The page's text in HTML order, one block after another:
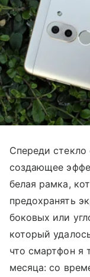
Спереди стекло
создающее
белая рамка,
предохранять
боковых или
который
что смартфон я
месяца: со